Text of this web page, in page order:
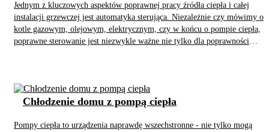
Jednym z kluczowych aspektów poprawnej pracy źródła ciepła i całej
instalacji grzewczej jest automatyka sterująca. Niezależnie czy mówimy o
kotle gazowym, olejowym, elektrycznym, czy w końcu o pompie ciepła,
poprawne sterowanie jest niezwykle ważne nie tylko dla poprawności
Pompy ciepła to urządzenia naprawdę wszechstronne - nie tylko mogą
Chłodzenie domu z pompą ciepła